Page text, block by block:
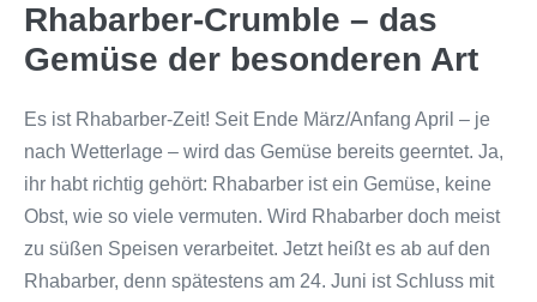
Rhabarber-Crumble – das
Gemüse der besonderen Art
Es ist Rhabarber-Zeit! Seit Ende März/Anfang April – je
nach Wetterlage – wird das Gemüse bereits geerntet. Ja,
ihr habt richtig gehört: Rhabarber ist ein Gemüse, keine
Obst, wie so viele vermuten. Wird Rhabarber doch meist
zu süßen Speisen verarbeitet. Jetzt heißt es ab auf den
Rhabarber, denn spätestens am 24. Juni ist Schluss mit